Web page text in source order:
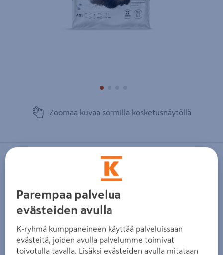
Zoomaa kuvaa sormilla kosketusnäytöllä
Puutarhamulta Kekkilä 40l
Tuotenumero: 501792791 EAN-koodi
Käyttövalmis yleismulta kotipihan kasveille. Raaka-aineena
käytetään hietasavea, karkeaa ja hienoa hietaa, kompostia
Parempaa palvelua
evästeiden avulla
K-ryhmä kumppaneineen käyttää palveluissaan
evästeitä, joiden avulla palvelumme toimivat
toivotulla tavalla. Lisäksi evästeiden avulla mitataan